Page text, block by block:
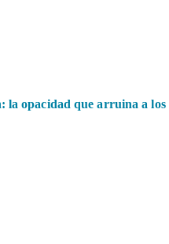
la opacidad que arruina a los